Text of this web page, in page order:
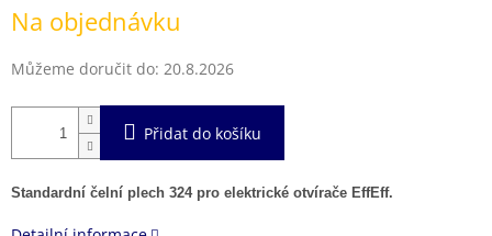
cena:
Na objednávku
Můžeme doručit do: 20.8.2026
Přidat do košíku
Standardní čelní plech 324 pro elektrické otvírače EffEff.